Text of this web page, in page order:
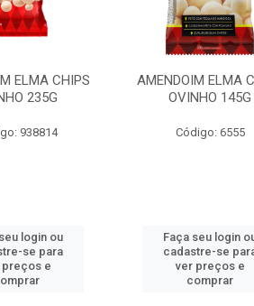
ELMA CHIPS
235G
938814
login ou
se para
preços e
AMENDOIM ELMA
OVINHO 145G
Código: 6555
Faça seu login
cadastre-se
ver preços e
comprar